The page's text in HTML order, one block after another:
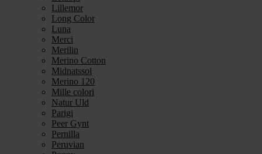
Lillemor
Long Color
Luna
Merci
Merilin
Merino Cotton
Midnatssol
Merino 120
Mille colori
Natur Uld
Parigi
Peer Gynt
Pernilla
Peruvian